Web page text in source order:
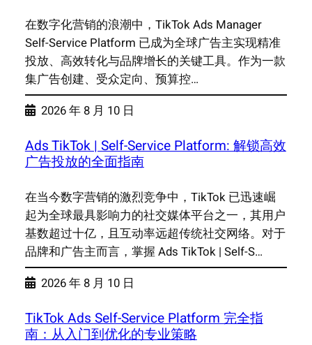
在数字化营销的浪潮中，TikTok Ads Manager
Self-Service Platform 已成为全球广告主实现精准
投放、高效转化与品牌增长的关键工具。作为一款
集广告创建、受众定向、预算控…
2026 年 8 月 10 日
Ads TikTok | Self-Service Platform: 解锁高效
广告投放的全面指南
在当今数字营销的激烈竞争中，TikTok 已迅速崛
起为全球最具影响力的社交媒体平台之一，其用户
基数超过十亿，且互动率远超传统社交网络。对于
品牌和广告主而言，掌握 Ads TikTok | Self-S…
2026 年 8 月 10 日
TikTok Ads Self-Service Platform 完全指
南：从入门到优化的专业策略